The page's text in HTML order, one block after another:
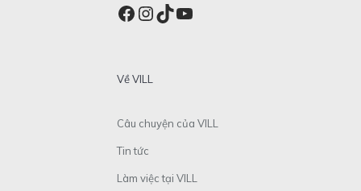
Facebook
Instagram
TikTok
YouTube
Về VILL
Câu chuyện của VILL
Tin tức
Làm việc tại VILL